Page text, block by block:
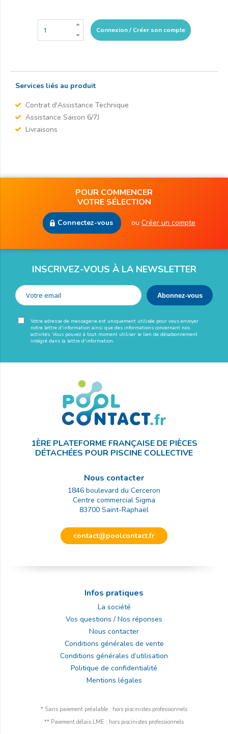
Connexion / Créer son compte
Services liés au produit
Contrat d'Assistance Technique
Assistance Saison 6/7J
Livraisons
POUR COMMENCER
VOTRE SÉLECTION
Connectez-vous ou Créer un compte
INSCRIVEZ-VOUS À LA NEWSLETTER
Votre adresse de messagerie est uniquement utilisée pour vous envoyer
notre lettre d'information ainsi que des informations concernant nos
activités. Vous pouvez à tout moment utiliser le lien de désabonnement
intégré dans la lettre d'information.
1ÈRE PLATEFORME FRANÇAISE DE PIÈCES
DÉTACHÉES POUR PISCINE COLLECTIVE
Nous contacter
1846 boulevard du Cerceron
Centre commercial Sigma
83700 Saint-Raphaël
contact@poolcontact.fr
Infos pratiques
La société
Vos questions / Nos réponses
Nous contacter
Conditions générales de vente
Conditions générales d’utilisation
Politique de confidentialité
Mentions légales
* Sans paiement préalable : hors piscinistes professionnels
** Paiement délais LME : hors piscinistes professionnels